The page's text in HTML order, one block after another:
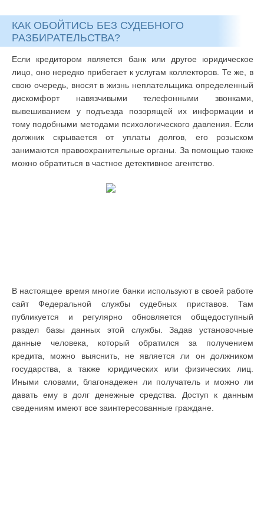
КАК ОБОЙТИСЬ БЕЗ СУДЕБНОГО
РАЗБИРАТЕЛЬСТВА?
Если кредитором является банк или другое юридическое
лицо, оно нередко прибегает к услугам коллекторов. Те же, в
свою очередь, вносят в жизнь неплательщика определенный
дискомфорт навязчивыми телефонными звонками,
вывешиванием у подъезда позорящей их информации и
тому подобными методами психологического давления. Если
должник скрывается от уплаты долгов, его розыском
занимаются правоохранительные органы. За помощью также
можно обратиться в частное детективное агентство.
В настоящее время многие банки используют в своей работе
сайт Федеральной службы судебных приставов. Там
публикуется и регулярно обновляется общедоступный
раздел базы данных этой службы. Задав установочные
данные человека, который обратился за получением
кредита, можно выяснить, не является ли он должником
государства, а также юридических или физических лиц.
Иными словами, благонадежен ли получатель и можно ли
давать ему в долг денежные средства. Доступ к данным
сведениям имеют все заинтересованные граждане.